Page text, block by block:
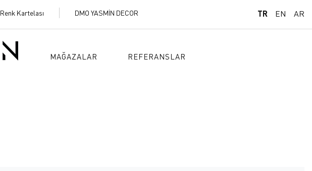
Renk Kartelası DMO YASMİN DECOR TR EN AR
MAĞAZALAR REFERANSLAR